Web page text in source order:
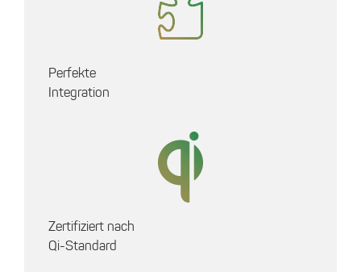
Perfekte
Integration
Zertifiziert nach
Qi-Standard